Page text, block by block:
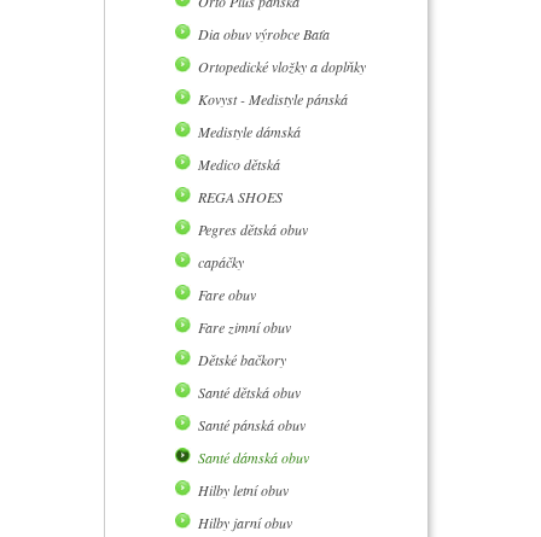
Dia obuv výrobce Baťa
Ortopedické vložky a doplňky
Kovyst - Medistyle pánská
Medistyle dámská
Medico dětská
REGA SHOES
Pegres dětská obuv
capáčky
Fare obuv
Fare zimní obuv
Dětské bačkory
Santé dětská obuv
Santé pánská obuv
Santé dámská obuv
Hilby letní obuv
Hilby jarní obuv